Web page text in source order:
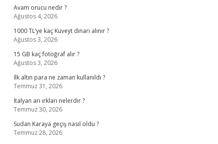
Avam orucu nedir ?
Ağustos 4, 2026
1000 TL’ye kaç Kuveyt dinarı alınır ?
Ağustos 3, 2026
15 GB kaç fotoğraf alır ?
Ağustos 3, 2026
İlk altın para ne zaman kullanıldı ?
Temmuz 31, 2026
İtalyan arı ırkları nelerdir ?
Temmuz 30, 2026
Sudan Karaya geçiş nasıl oldu ?
Temmuz 28, 2026